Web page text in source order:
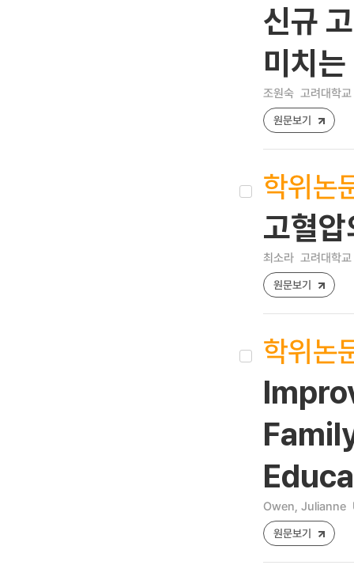
신규
미치
조원숙 고려대학
원문보기
학위논
고혈
최소라 고려대학
원문보기
학위논
Owen, Julianne
원문보기